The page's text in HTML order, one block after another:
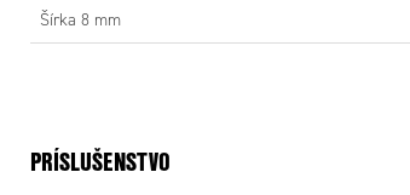
Šírka 8 mm
PRÍSLUŠENSTVO